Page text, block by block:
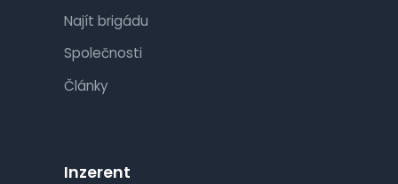
Najít brigádu
Společnosti
Články
Inzerent